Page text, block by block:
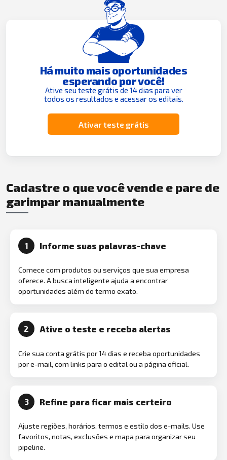
Há muito mais oportunidades
esperando por você!
Ative seu teste grátis de 14 dias para ver
todos os resultados e acessar os editais.
Ativar teste grátis
Cadastre o que você vende e pare de
garimpar manualmente
1 Informe suas palavras-chave
Comece com produtos ou serviços que sua empresa
oferece. A busca inteligente ajuda a encontrar
oportunidades além do termo exato.
2 Ative o teste e receba alertas
Crie sua conta grátis por 14 dias e receba oportunidades
por e-mail, com links para o edital ou a página oficial.
3 Refine para ficar mais certeiro
Ajuste regiões, horários, termos e estilo dos e-mails. Use
favoritos, notas, exclusões e mapa para organizar seu
pipeline.